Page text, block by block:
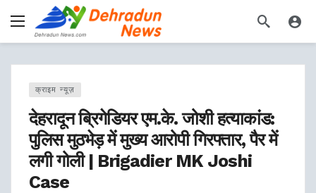
क्राइम न्यूज़
देहरादून ब्रिगेडियर एम.के. जोशी हत्याकांड:
पुलिस मुठभेड़ में मुख्य आरोपी गिरफ्तार, पैर में
लगी गोली | Brigadier MK Joshi
Case